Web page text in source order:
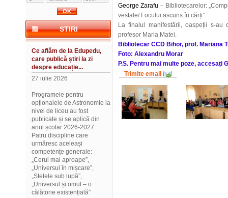
STIRI
Ce aflăm de la Edupedu,
care publică știri la zi
despre educație...
27 iulie 2026
Programele pentru
opționalele de Astronomie la
nivel de liceu au fost
publicate și se aplică din
anul școlar 2026-2027.
Patru discipline care
urmăresc aceleași
competențe generale:
„Cerul mai aproape”,
„Universul în mișcare”,
„Stelele sub lupă”,
„Universul și omul – o
călătorie existențială”
George Zarafu – Bibliotecarelor:
vestale/ Focului ascuns în cărți”.
La finalul manifestării, oaspeții s-au
profesor Maria Matei.
Bibliotecar CCD Bihor, prof. Mariana
Foto: Alexandru Morar
P.S. Pentru mai multe poze, accesați
Trimite email